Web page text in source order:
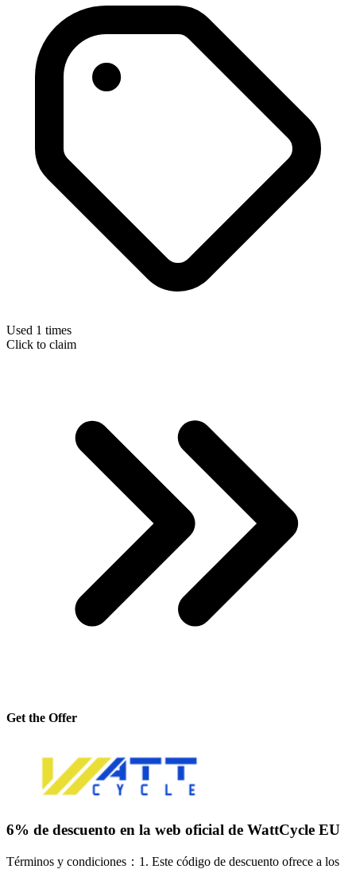
Used 1 times
Click to claim
Get the Offer
6% de descuento en la web oficial de WattCycle EU
Términos y condiciones：1. Este código de descuento ofrece a los